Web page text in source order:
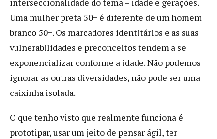
interseccionalidade do tema – idade e gerações.
Uma mulher preta 50+ é diferente de um homem
branco 50+. Os marcadores identitários e as suas
vulnerabilidades e preconceitos tendem a se
exponencializar conforme a idade. Não podemos
ignorar as outras diversidades, não pode ser uma
caixinha isolada.
O que tenho visto que realmente funciona é
prototipar, usar um jeito de pensar ágil, ter